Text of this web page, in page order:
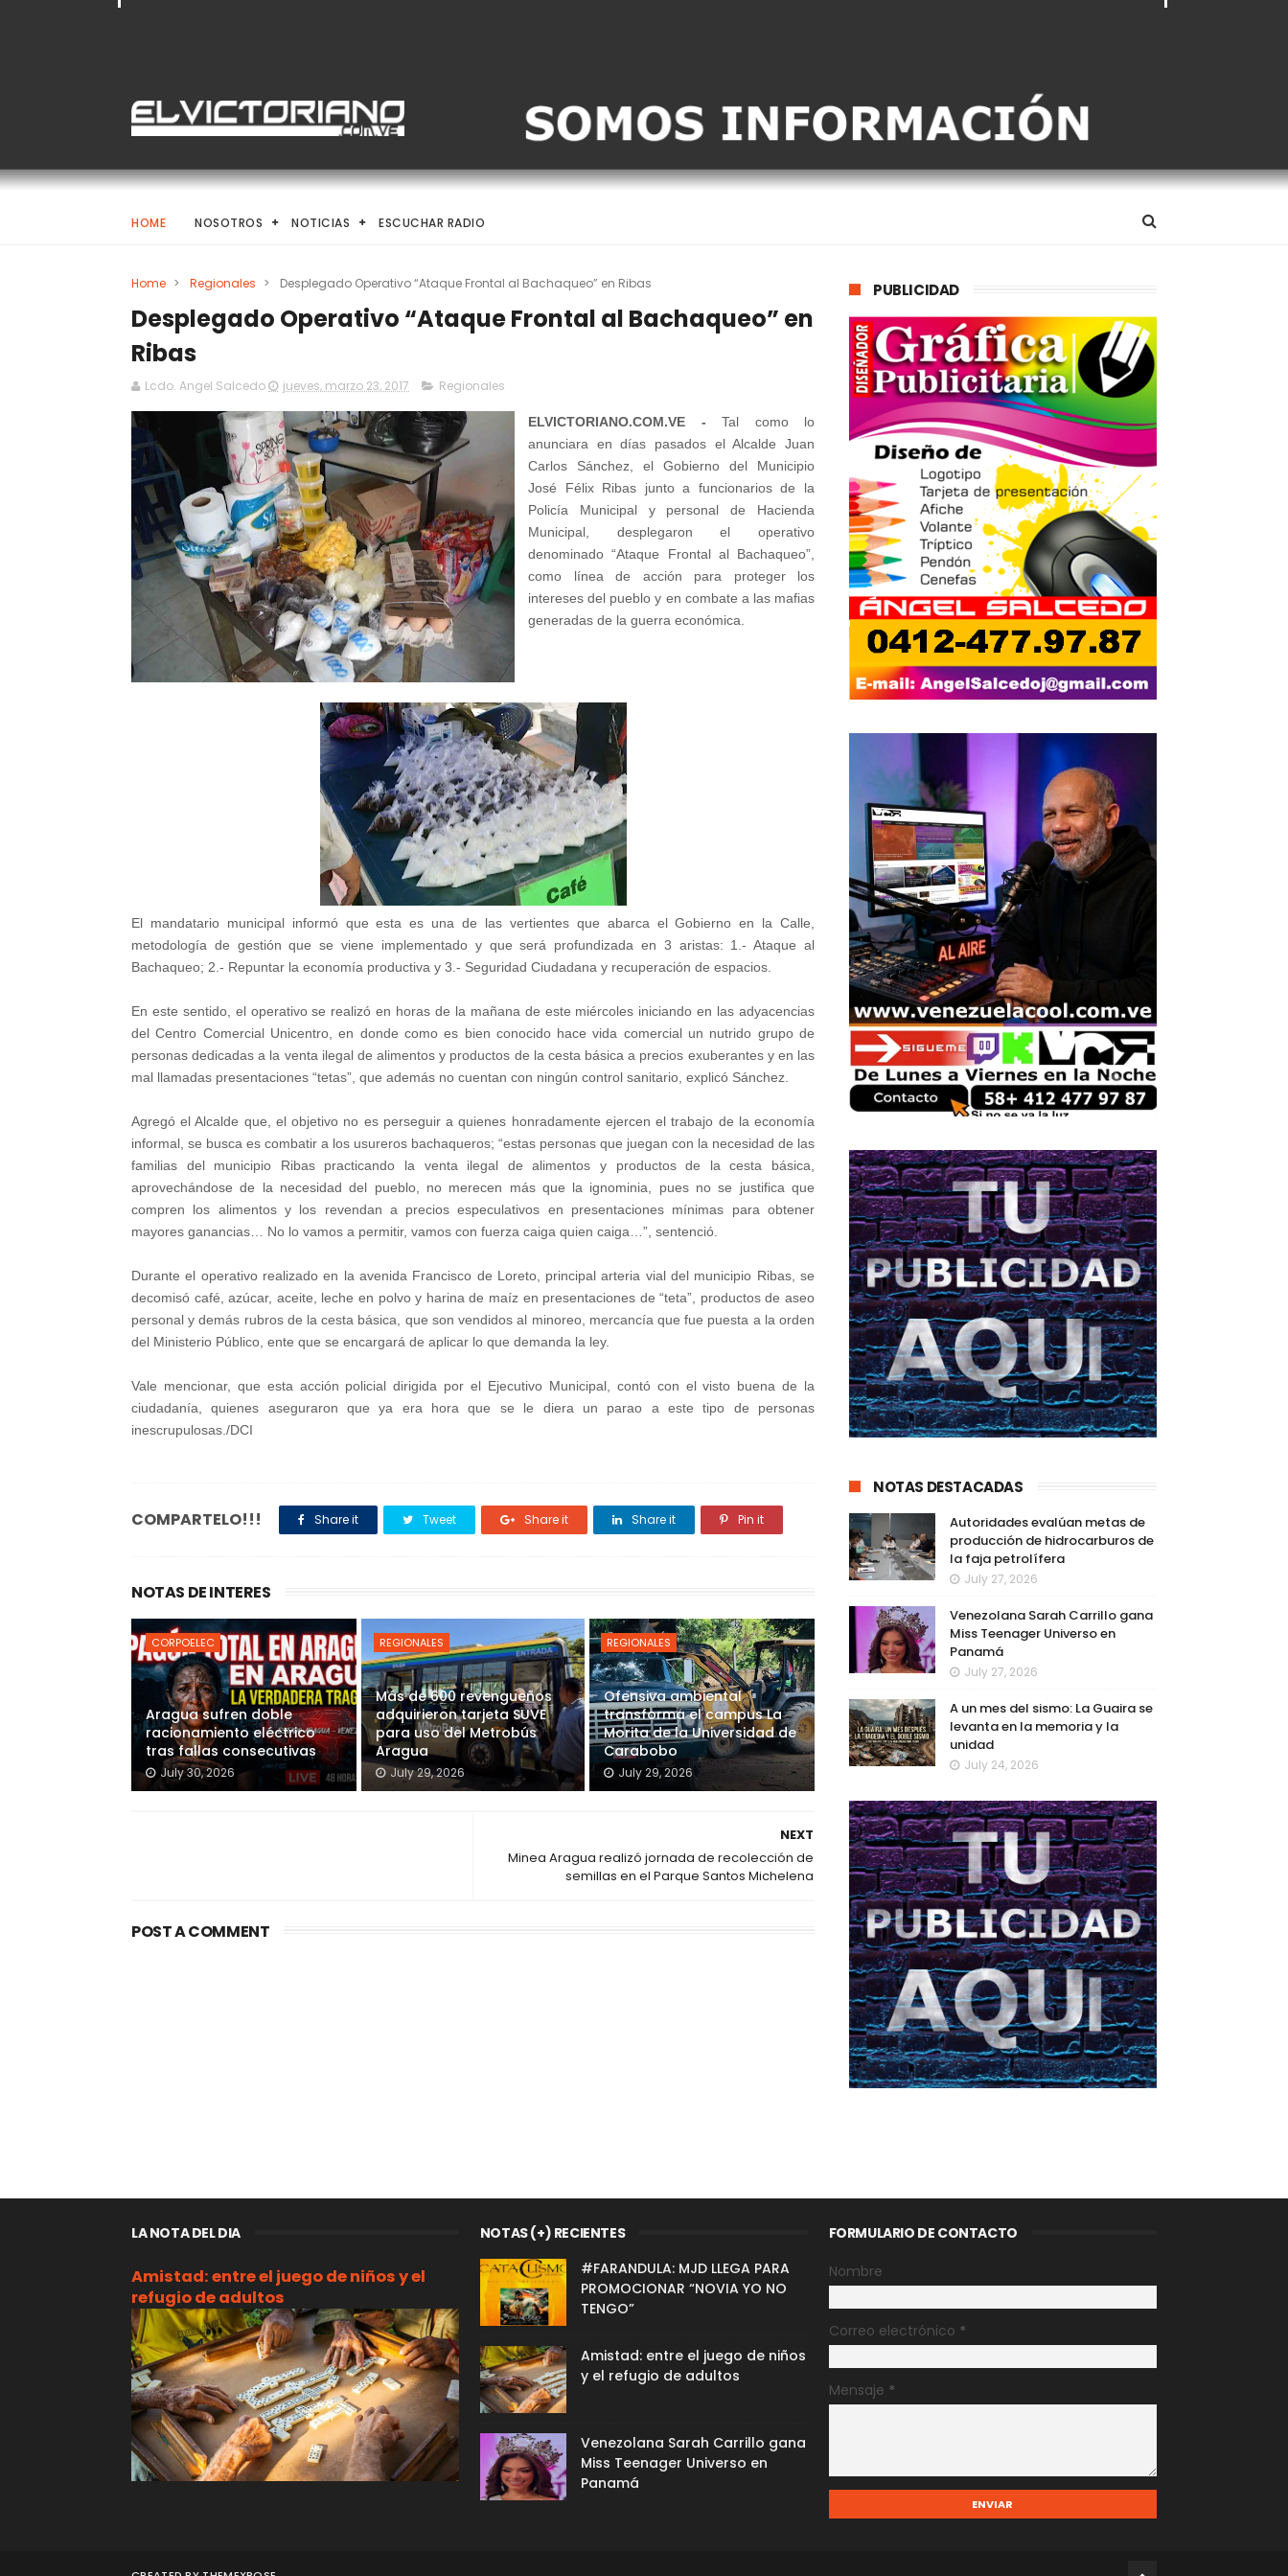
HOME NOSOTROS NOTICIAS ESCUCHAR RADIO
Home > Regionales > Desplegado Operativo “Ataque Frontal al Bachaqueo” en Ribas
Desplegado Operativo “Ataque Frontal al Bachaqueo” en
Ribas
Lcdo. Angel Salcedo jueves, marzo 23, 2017 Regionales
ELVICTORIANO.COM.VE - Tal como lo
anunciara en días pasados el Alcalde Juan
Carlos Sánchez, el Gobierno del Municipio
José Félix Ribas junto a funcionarios de la
Policía Municipal y personal de Hacienda
Municipal, desplegaron el operativo
denominado “Ataque Frontal al Bachaqueo”,
como línea de acción para proteger los
intereses del pueblo y en combate a las mafias
generadas de la guerra económica.
El mandatario municipal informó que esta es una de las vertientes que abarca el Gobierno en la Calle,
metodología de gestión que se viene implementado y que será profundizada en 3 aristas: 1.- Ataque al
Bachaqueo; 2.- Repuntar la economía productiva y 3.- Seguridad Ciudadana y recuperación de espacios.
En este sentido, el operativo se realizó en horas de la mañana de este miércoles iniciando en las adyacencias
del Centro Comercial Unicentro, en donde como es bien conocido hace vida comercial un nutrido grupo de
personas dedicadas a la venta ilegal de alimentos y productos de la cesta básica a precios exuberantes y en las
mal llamadas presentaciones “tetas”, que además no cuentan con ningún control sanitario, explicó Sánchez.
Agregó el Alcalde que, el objetivo no es perseguir a quienes honradamente ejercen el trabajo de la economía
informal, se busca es combatir a los usureros bachaqueros; “estas personas que juegan con la necesidad de las
familias del municipio Ribas practicando la venta ilegal de alimentos y productos de la cesta básica,
aprovechándose de la necesidad del pueblo, no merecen más que la ignominia, pues no se justifica que
compren los alimentos y los revendan a precios especulativos en presentaciones mínimas para obtener
mayores ganancias… No lo vamos a permitir, vamos con fuerza caiga quien caiga…”, sentenció.
Durante el operativo realizado en la avenida Francisco de Loreto, principal arteria vial del municipio Ribas, se
decomisó café, azúcar, aceite, leche en polvo y harina de maíz en presentaciones de “teta”, productos de aseo
personal y demás rubros de la cesta básica, que son vendidos al minoreo, mercancía que fue puesta a la orden
del Ministerio Público, ente que se encargará de aplicar lo que demanda la ley.
Vale mencionar, que esta acción policial dirigida por el Ejecutivo Municipal, contó con el visto buena de la
ciudadanía, quienes aseguraron que ya era hora que se le diera un parao a este tipo de personas
inescrupulosas./DCI
COMPARTELO!!! Share it Tweet Share it Share it Pin it
NOTAS DE INTERES
CORPOELEC
Aragua sufren doble
racionamiento eléctrico
tras fallas consecutivas
July 30, 2026
REGIONALES
Más de 600 revengueños
adquirieron tarjeta SUVE
para uso del Metrobús
Aragua
July 29, 2026
REGIONALES
Ofensiva ambiental
transforma el campus La
Morita de la Universidad de
Carabobo
July 29, 2026
NEXT
Minea Aragua realizó jornada de recolección de
semillas en el Parque Santos Michelena
POST A COMMENT
PUBLICIDAD
NOTAS DESTACADAS
Autoridades evalúan metas de
producción de hidrocarburos de
la faja petrolífera
July 27, 2026
Venezolana Sarah Carrillo gana
Miss Teenager Universo en
Panamá
July 27, 2026
A un mes del sismo: La Guaira se
levanta en la memoria y la
unidad
July 24, 2026
LA NOTA DEL DIA
Amistad: entre el juego de niños y el
refugio de adultos
NOTAS (+) RECIENTES
#FARANDULA: MJD LLEGA PARA
PROMOCIONAR “NOVIA YO NO
TENGO”
Amistad: entre el juego de niños
y el refugio de adultos
Venezolana Sarah Carrillo gana
Miss Teenager Universo en
Panamá
FORMULARIO DE CONTACTO
Nombre
Correo electrónico *
Mensaje *